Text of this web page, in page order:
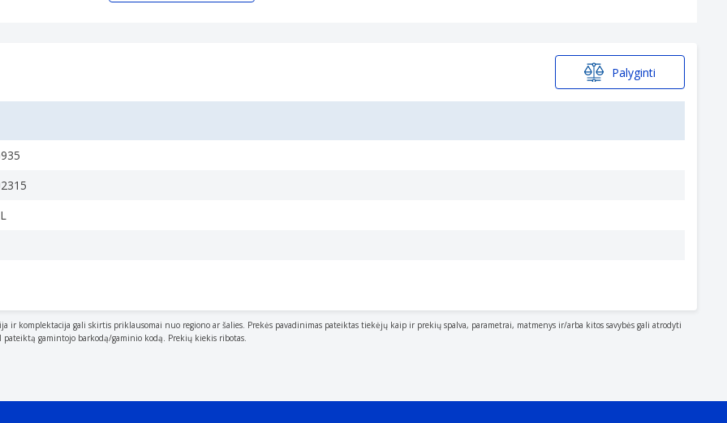
Palyginti
komplektacija gali skirtis priklausomai nuo regiono ar šalies. Prekės pavadinimas pateiktas tiekėjų kaip ir prekių spalva, parametrai, matmenys ir/arba kitos savybės gali atrodyti
gamintojo barkodą/gaminio kodą. Prekių kiekis ribotas.